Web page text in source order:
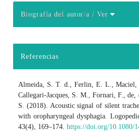
Biografía del autor/a/ Ver
Referencias
Almeida, S. T. d., Ferlin, E. L., Maciel,
Callegari-Jacques, S. M., Fornari, F.,
S. (2018). Acoustic signal of silent
with oropharyngeal dysphagia.
43(4), 169–174.https://doi.org/10.1080/